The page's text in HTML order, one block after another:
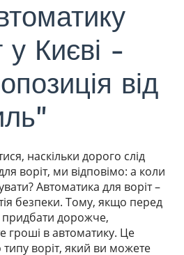
у Києві -
від
наскільки дорого слід
воріт, ми відповімо: а коли
Автоматика для воріт –
безпеки. Тому, якщо перед
придбати дорожче,
гроші в автоматику. Це
типу воріт, який ви можете